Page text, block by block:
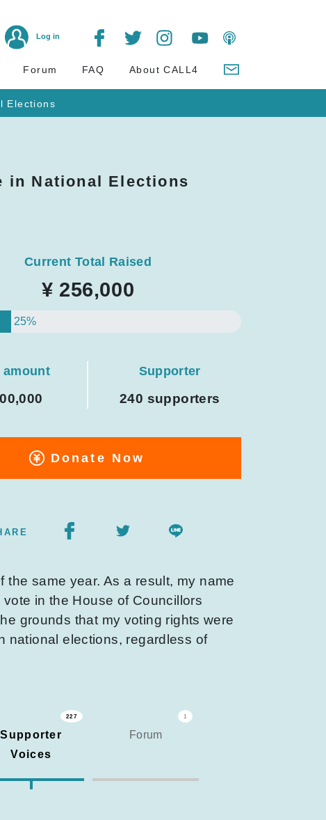
Log in
Forum FAQ About CALL4
Elections
in National Elections
Current Total Raised
¥ 256,000
25%
amount Supporter
240 supporters
Donate Now
same year. As a result, my name
in the House of Councillors
grounds that my voting rights were
national elections, regardless of
227
Supporter
Voices
1
Forum